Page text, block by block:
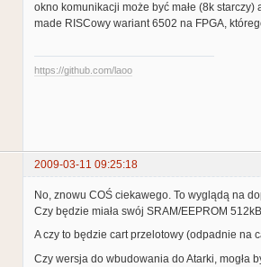
okno komunikacji może być małe (8k
made RISCowy wariant 6502 na FPGA,
https://github.com/laoo
2009-03-11 09:25:18
No, znowu COŚ ciekawego. To wyglądą na
Czy będzie miała swój SRAM/EEPROM
A czy to będzie cart przelotowy (odpadnie na
Czy wersja do wbudowania do Atarki, mogła